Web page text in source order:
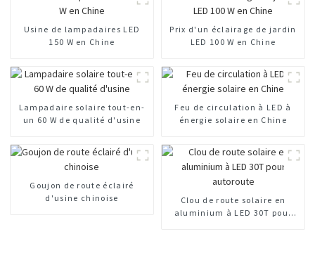
Usine de lampadaires LED
150 W en Chine
Prix ​​d'un éclairage de jardin
LED 100 W en Chine
Lampadaire solaire tout-en-
un 60 W de qualité d'usine
Feu de circulation à LED à
énergie solaire en Chine
Goujon de route éclairé
d'usine chinoise
Clou de route solaire en
aluminium à LED 30T pour